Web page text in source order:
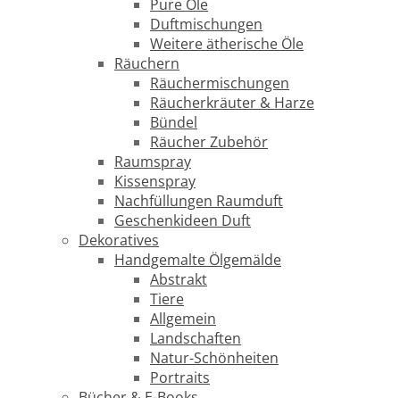
Pure Öle
Duftmischungen
Weitere ätherische Öle
Räuchern
Räuchermischungen
Räucherkräuter & Harze
Bündel
Räucher Zubehör
Raumspray
Kissenspray
Nachfüllungen Raumduft
Geschenkideen Duft
Dekoratives
Handgemalte Ölgemälde
Abstrakt
Tiere
Allgemein
Landschaften
Natur-Schönheiten
Portraits